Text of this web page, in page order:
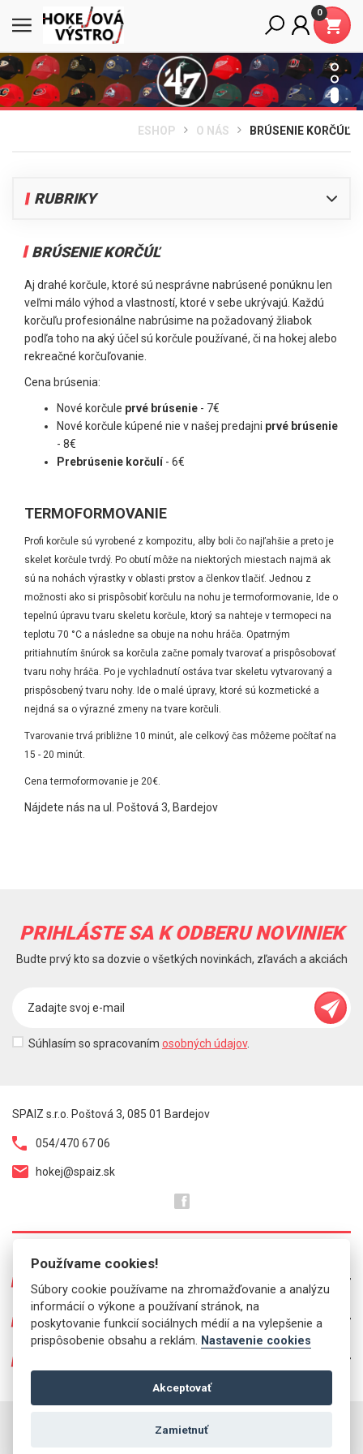
0
ESHOP O NÁS BRÚSENIE KORČÚĽ
RUBRIKY
Kontakt
Mailinglist
Brúsenie korčúľ
Ponúkané značky
Partnerský web bicykle.eu
BRÚSENIE KORČÚĽ
Aj drahé korčule, ktoré sú nesprávne nabrúsené ponúknu len
veľmi málo výhod a vlastností, ktoré v sebe ukrývajú. Každú
korčuľu profesionálne nabrúsime na požadovaný žliabok
podľa toho na aký účel sú korčule používané, či na hokej alebo
rekreačné korčuľovanie.
Cena brúsenia:
Nové korčule prvé brúsenie - 7€
Nové korčule kúpené nie v našej predajni prvé brúsenie
- 8€
Prebrúsenie korčulí- 6€
TERMOFORMOVANIE
Profi korčule sú vyrobené z kompozitu, alby boli čo najľahšie a preto je
skelet korčule tvrdý. Po obutí môže na niektorých miestach najmä ak
sú na nohách výrastky v oblasti prstov a členkov tlačiť. Jednou z
možnosti ako si prispôsobiť korčulu na nohu je termoformovanie, Ide o
tepelnú úpravu tvaru skeletu korčule, ktorý sa nahteje v termopeci na
teplotu 70 °C a následne sa obuje na nohu hráča. Opatrným
pritiahnutím šnúrok sa korčula začne pomaly tvarovať a prispôsobovať
tvaru nohy hráča. Po je vychladnutí ostáva tvar skeletu vytvarovaný a
prispôsobený tvaru nohy. Ide o malé úpravy, ktoré sú kozmetické a
nejdná sa o výrazné zmeny na tvare korčuli.
Tvarovanie trvá približne 10 minút, ale celkový čas môžeme počítať na
15 - 20 minút.
Cena termoformovanie je 20€.
Nájdete nás na ul. Poštová 3, Bardejov
PRIHLÁSTE SA K ODBERU NOVINIEK
Budte prvý kto sa dozvie o všetkých novinkách, zľavách a akciách
Súhlasím so spracovaním osobných údajov.
SPAIZ s.r.o. Poštová 3, 085 01 Bardejov
054/470 67 06
hokej@spaiz.sk
O NÁS
Prezentácia predajní
Kontakt
Mailinglist
Brúsenie korčúľ
Partnerský web bicykle.eu
PRE VÁS
Vernostný program
Sledovanie balíka DPD
Doručenie - poplatky
zákonom a príslušnými predpismi. Kopírovanie textov, fotografii,
Používame cookies!
Súbory cookie používame na zhromažďovanie a analýzu
informácií o výkone a používaní stránok, na
poskytovanie funkcií sociálnych médií a na vylepšenie a
prispôsobenie obsahu a reklám. Nastavenie cookies
Akceptovať
Zamietnuť